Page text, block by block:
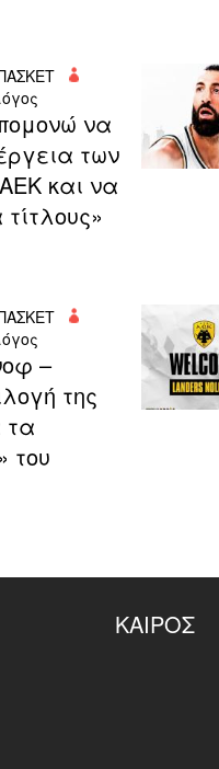
να
των
και να
–
της
τα
του
ΚΑΙΡΌΣ